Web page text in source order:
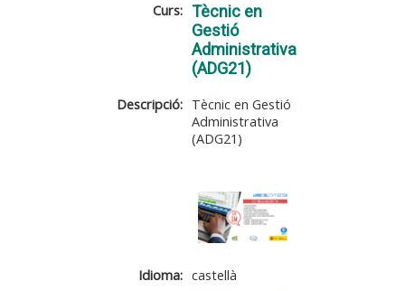
Curs: Tècnic en
Gestió
Administrativa
(ADG21)
Descripció:
Tècnic en Gestió
Administrativa
(ADG21)
Idioma: castellà